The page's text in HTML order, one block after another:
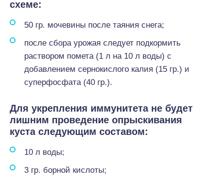
схеме:
50 гр. мочевины после таяния снега;
после сбора урожая следует подкормить
раствором помета (1 л на 10 л воды) с
добавлением сернокислого калия (15 гр.) и
суперфосфата (40 гр.).
Для укрепления иммунитета не будет
лишним проведение опрыскивания
куста следующим составом:
10 л воды;
3 гр. борной кислоты;